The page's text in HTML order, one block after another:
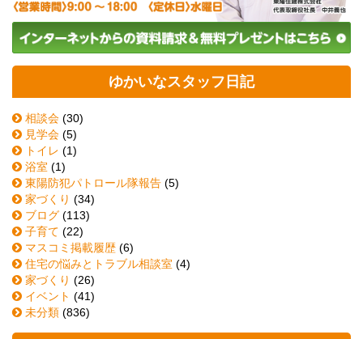
ゆかいなスタッフ日記
相談会 (30)
見学会 (5)
トイレ (1)
浴室 (1)
東陽防犯パトロール隊報告 (5)
家づくり (34)
ブログ (113)
子育て (22)
マスコミ掲載履歴 (6)
住宅の悩みとトラブル相談室 (4)
家づくり (26)
イベント (41)
未分類 (836)